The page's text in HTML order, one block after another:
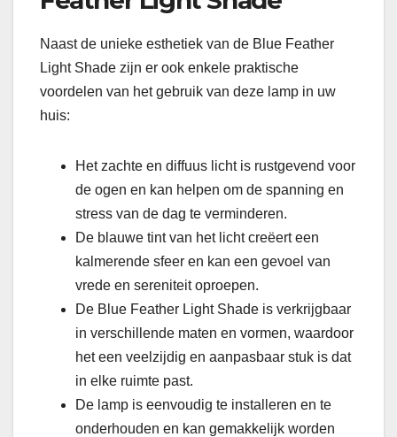
Naast de unieke esthetiek van de Blue Feather
Light Shade zijn er ook enkele praktische
voordelen van het gebruik van deze lamp in uw
huis:
Het zachte en diffuus licht is rustgevend voor
de ogen en kan helpen om de spanning en
stress van de dag te verminderen.
De blauwe tint van het licht creëert een
kalmerende sfeer en kan een gevoel van
vrede en sereniteit oproepen.
De Blue Feather Light Shade is verkrijgbaar
in verschillende maten en vormen, waardoor
het een veelzijdig en aanpasbaar stuk is dat
in elke ruimte past.
De lamp is eenvoudig te installeren en te
onderhouden en kan gemakkelijk worden